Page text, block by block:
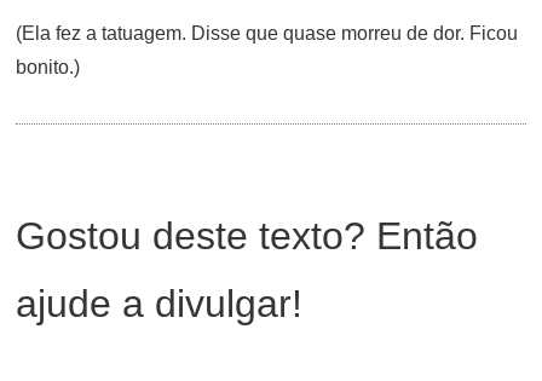
(Ela fez a tatuagem. Disse que quase morreu de dor. Ficou
bonito.)
Gostou deste texto? Então
ajude a divulgar!